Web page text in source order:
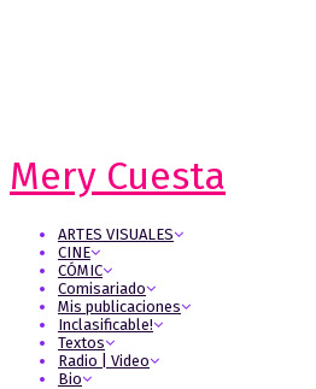
Mery Cuesta
ARTES VISUALES
CINE
CÓMIC
Comisariado
Mis publicaciones
Inclasificable!
Textos
Radio | Video
Bio